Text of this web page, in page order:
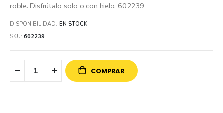
roble. Disfrútalo solo o con hielo. 602239
DISPONIBILIDAD: EN STOCK
SKU 602239
COMPRAR